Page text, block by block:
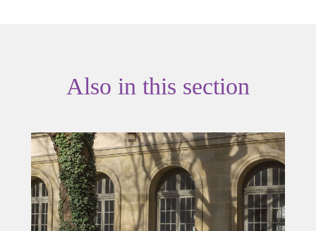
Also in this section